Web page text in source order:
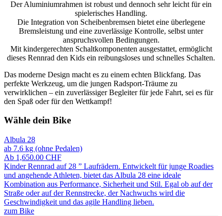
Der Aluminiumrahmen ist robust und dennoch sehr leicht für ein
spielerisches Handling.
Die Integration von Scheibenbremsen bietet eine überlegene
Bremsleistung und eine zuverlässige Kontrolle, selbst unter
anspruchsvollen Bedingungen.
Mit kindergerechten Schaltkomponenten ausgestattet, ermöglicht
dieses Rennrad den Kids ein reibungsloses und schnelles Schalten.
Das moderne Design macht es zu einem echten Blickfang. Das
perfekte Werkzeug, um die jungen Radsport-Träume zu
verwirklichen – ein zuverlässiger Begleiter für jede Fahrt, sei es für
den Spaß oder für den Wettkampf!
Wähle dein Bike
Albula 28
ab 7.6 kg (ohne Pedalen)
Ab 1,650.00 CHF
Kinder Rennrad auf 28 ” Laufrädern. Entwickelt für junge Roadies
und angehende Athleten, bietet das Albula 28 eine ideale
Kombination aus Performance, Sicherheit und Stil. Egal ob auf der
Straße oder auf der Rennstrecke, der Nachwuchs wird die
Geschwindigkeit und das agile Handling lieben.
zum Bike